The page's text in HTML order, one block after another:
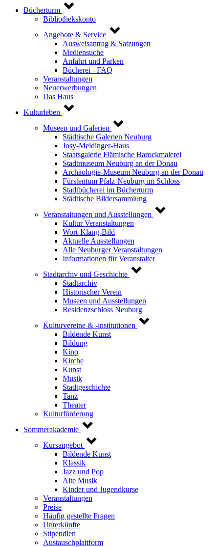
Bücherturm
Bibliothekskonto
Angebote & Service
Ausweisantrag & Satzungen
Mediensuche
Anfahrt und Parken
Bücherei - FAQ
Veranstaltungen
Neuerwerbungen
Das Haus
Kulturleben
Museen und Galerien
Städtische Galerien Neuburg
Josy-Meidinger-Haus
Staatsgalerie Flämische Barockmalerei
Stadtmuseum Neuburg an der Donau
Archäologie-Museum Neuburg an der Donau
Fürstentum Pfalz-Neuburg im Schloss
Stadtbücherei im Bücherturm
Städtische Bildersammlung
Veranstaltungen und Ausstellungen
Kultur Veranstaltungen
Wort-Klang-Bild
Aktuelle Ausstellungen
Alle Neuburger Veranstaltungen
Informationen für Veranstalter
Stadtarchiv und Geschichte
Stadtarchiv
Historischer Verein
Museen und Ausstellungen
Residenzschloss Neuburg
Kulturvereine & -institutionen
Bildende Kunst
Bildung
Kino
Kirche
Kunst
Musik
Stadtgeschichte
Tanz
Theater
Kulturförderung
Sommerakademie
Kursangebot
Bildende Kunst
Klassik
Jazz und Pop
Alte Musik
Kinder und Jugendkurse
Veranstaltungen
Preise
Häufig gestellte Fragen
Unterkünfte
Stipendien
Austauschplattform